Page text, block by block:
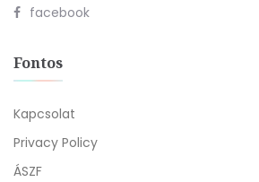
facebook
Fontos
Kapcsolat
Privacy Policy
ÁSZF